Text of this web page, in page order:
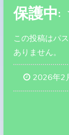
保護
この投稿はパ
ありません。
2026年2